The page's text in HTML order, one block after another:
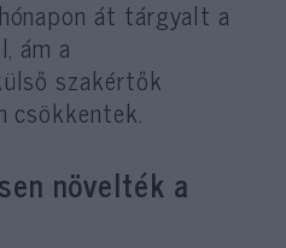
át tárgyalt a
ám a
szakértők
csökkentek.
növelték a